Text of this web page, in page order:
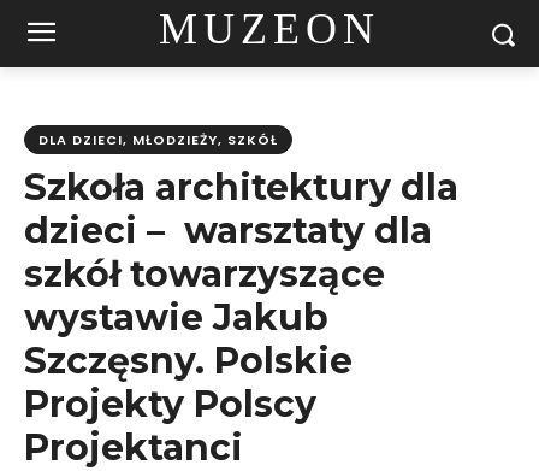
MUZEON
DLA DZIECI, MŁODZIEŻY, SZKÓŁ
Szkoła architektury dla
dzieci – warsztaty dla
szkół towarzyszące
wystawie Jakub
Szczęsny. Polskie
Projekty Polscy
Projektanci